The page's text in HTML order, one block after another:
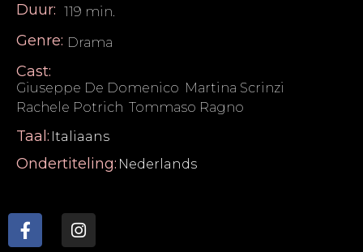
Duur: 119 min.
Genre: Drama
Cast:
Giuseppe De Domenico Martina Scrinzi
Rachele Potrich Tommaso Ragno
Taal: Italiaans
Ondertiteling: Nederlands